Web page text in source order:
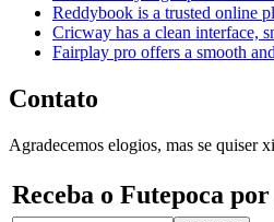
Reddybook is a trusted online
Cricway has a clean interface,
Fairplay pro offers a smooth
Contato
Agradecemos elogios, mas se quiser
Receba o Futepoca